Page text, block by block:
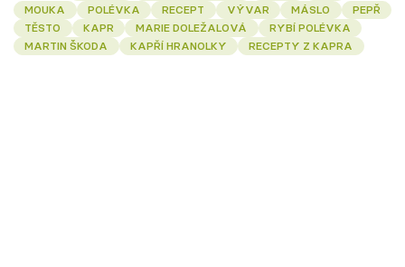
MOUKA
POLÉVKA RECEPT VÝVAR MÁSLO
PEPŘ
TĚSTO
KAPR MARIE DOLEŽALOVÁ
RYBÍ POLÉVKA
MARTIN ŠKODA
KAPŘÍ HRANOLKY RECEPTY Z KAPRA